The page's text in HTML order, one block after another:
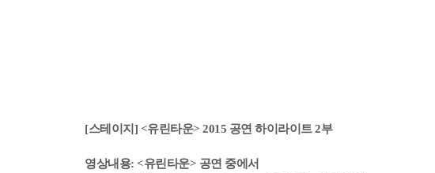
[스테이지] <유린타운> 2015 공연 하이라이트 2부
영상내용: <유린타운> 공연 중에서